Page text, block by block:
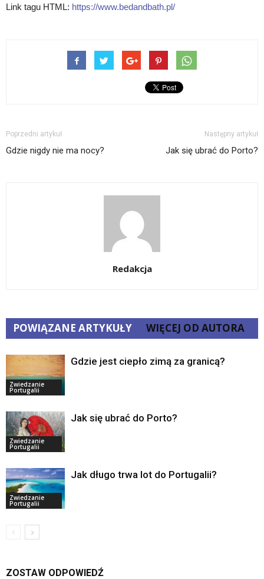
Link tagu HTML: https://www.bedandbath.pl/
Poprzedni artykuł
Gdzie nigdy nie ma nocy?
Następny artykuł
Jak się ubrać do Porto?
Redakcja
POWIĄZANE ARTYKUŁY WIĘCEJ OD AUTORA
Zwiedzanie
Portugalii
Gdzie jest ciepło zimą za granicą?
Zwiedzanie
Portugalii
Jak się ubrać do Porto?
Zwiedzanie
Portugalii
Jak długo trwa lot do Portugalii?
ZOSTAW ODPOWIEDŹ